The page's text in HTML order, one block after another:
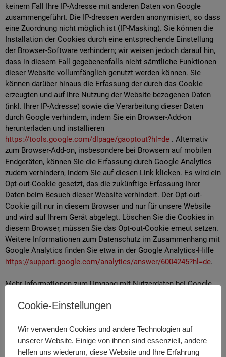
keinem Fall Ihre IP-Adresse mit anderen Daten von Google
zusammengeführt. Die IP-dressen werden anonymisiert, so dass
eine Zuordnung nicht möglich ist (IP-Masking). Sie können die
Installation der Cookies durch eine entsprechende Einstellung
der Browser-Software verhindern; wir weisen jedoch darauf hin,
dass in diesem Fall gegebenenfalls nicht sämtliche Funktionen
dieser Website vollumfänglich genutzt werden können. Sie
können darüber hinaus die Erfassung der durch das Cookie
erzeugten und auf Ihre Nutzung der Website bezogenen Daten
(inkl. Ihrer IP-Adresse) sowie die Verarbeitung dieser Daten
durch Google verhindern, indem Sie ein Browser-Add-on
herunterladen und installieren
https://tools.google.com/dlpage/gaoptout?hl=de . Alternativ
zum Browser-Add-on, insbesondere bei Browsern auf mobilen
Endgeräten, können Sie die Erfassung durch Google Analytics
zudem verhindern, indem Sie auf diesen Link klicken. Es wird ein
Opt-out-Cookie gesetzt, das die zukünftige Erfassung Ihrer
Daten beim Besuch dieser Website verhindert. Der Opt-out-
Cookie gilt nur in diesem Browser und nur für unsere Website
und wird auf Ihrem Gerät abgelegt. Löschen Sie die Cookies in
diesem Browser, müssen Sie das Opt-out-Cookie erneut setzen.
Weitere Informationen zum Datenschutz im Zusammenhang mit
Google Analytics finden Sie etwa in der Google Analytics-Hilfe
https://support.google.com/analytics/answer/6004245?hl=de.
Mehr Informationen zum Umgang mit Nutzerdaten bei Google
https://support.google.com/analytics/answer/6004245?hl=de
Browser Plugin
Google wird in keinem Fall Ihre IP-Adresse mit anderen Daten
Cookie-Einstellungen
Wir verwenden Cookies und andere Technologien auf
unserer Website. Einige von ihnen sind essenziell, andere
helfen uns wiederum, diese Website und Ihre Erfahrung